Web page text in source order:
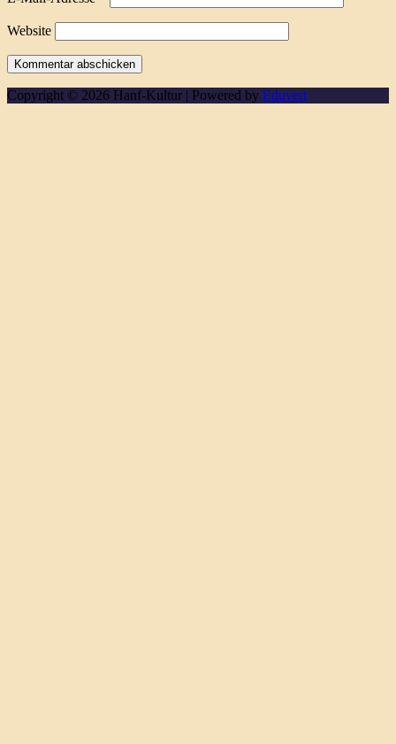
Website
Copyright © 2026 Hanf-Kultur | Powered by Eduvert